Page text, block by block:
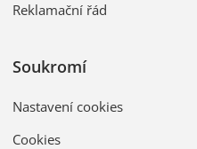
Reklamační řád
Soukromí
Nastavení cookies
Cookies